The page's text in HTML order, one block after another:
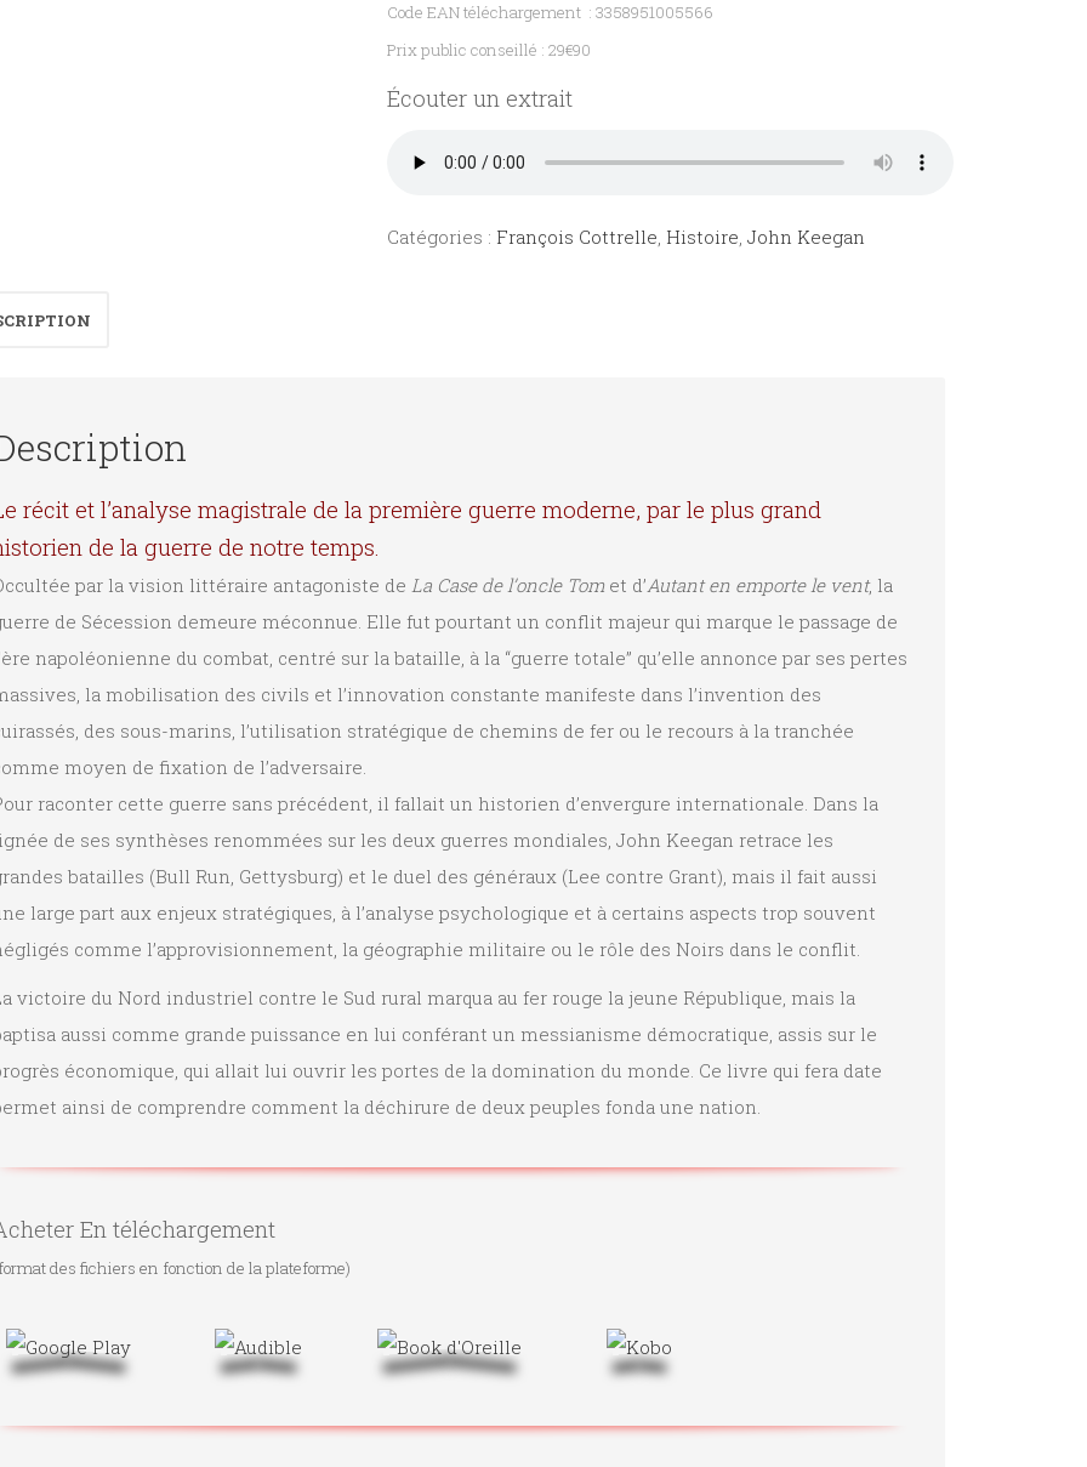
Code EAN téléchargement : 3358951005566
Prix public conseillé : 29€90
Écouter un extrait
Catégories : François Cottrelle, Histoire,John Keegan
récit et l’analyse magistrale de la première guerre moderne, par le plus grand
de la guerre de notre temps.
par la vision littéraire antagoniste de La Case de l’oncle Tomet d’Autant en emporte le vent, la
de Sécession demeure méconnue. Elle fut pourtant un conflit majeur qui marque le passage de
napoléonienne du combat, centré sur la bataille, à la “guerre totale” qu’elle annonce par ses pertes
la mobilisation des civils et l’innovation constante manifeste dans l’invention des
des sous-marins, l’utilisation stratégique de chemins de fer ou le recours à la tranchée
moyen de fixation de l’adversaire.
raconter cette guerre sans précédent, il fallait un historien d’envergure internationale. Dans la
de ses synthèses renommées sur les deux guerres mondiales, John Keegan retrace les
batailles (Bull Run, Gettysburg) et le duel des généraux (Lee contre Grant), mais il fait aussi
large part aux enjeux stratégiques, à l’analyse psychologique et à certains aspects trop souvent
comme l’approvisionnement, la géographie militaire ou le rôle des Noirs dans le conflit.
victoire du Nord industriel contre le Sud rural marqua au fer rouge la jeune République, mais la
aussi comme grande puissance en lui conférant un messianisme démocratique, assis sur le
économique, qui allait lui ouvrir les portes de la domination du monde. Ce livre qui fera date
ainsi de comprendre comment la déchirure de deux peuples fonda une nation.
En téléchargement
des fichiers en fonction de la plateforme)